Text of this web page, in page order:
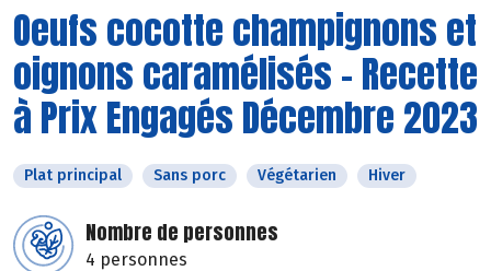
Oeufs cocotte champignons et
oignons caramélisés - Recette
à Prix Engagés Décembre 2023
Plat principal Sans porc Végétarien Hiver
Nombre de personnes
4 personnes